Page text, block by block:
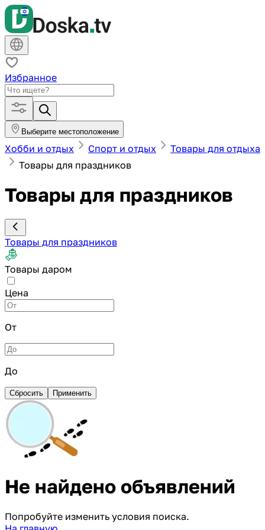
Избранное
Выберите местоположение
Хобби и отдых Спорт и отдых
Товары для отдыха
Товары для праздников
Товары для праздников
Товары для праздников
Товары даром
Цена
От
До
Сбросить Применить
Не найдено объявлений
Попробуйте изменить условия поиска.